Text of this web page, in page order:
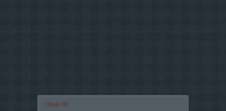
Opskrift